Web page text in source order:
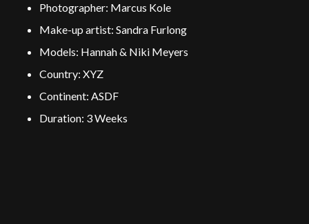
Photographer: Marcus Kole
Make-up artist: Sandra Furlong
Models: Hannah & Niki Meyers
Country: XYZ
Continent: ASDF
Duration: 3 Weeks